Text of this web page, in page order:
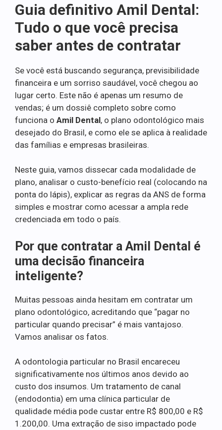
Guia definitivo Amil Dental:
Tudo o que você precisa
saber antes de contratar
Se você está buscando segurança, previsibilidade
financeira e um sorriso saudável, você chegou ao
lugar certo. Este não é apenas um resumo de
vendas; é um dossiê completo sobre como
funciona o Amil Dental, o plano odontológico mais
desejado do Brasil, e como ele se aplica à realidade
das famílias e empresas brasileiras.
Neste guia, vamos dissecar cada modalidade de
plano, analisar o custo-benefício real (colocando na
ponta do lápis), explicar as regras da ANS de forma
simples e mostrar como acessar a ampla rede
credenciada em todo o país.
Por que contratar a Amil Dental é
uma decisão financeira
inteligente?
Muitas pessoas ainda hesitam em contratar um
plano odontológico, acreditando que “pagar no
particular quando precisar” é mais vantajoso.
Vamos analisar os fatos.
A odontologia particular no Brasil encareceu
significativamente nos últimos anos devido ao
custo dos insumos. Um tratamento de canal
(endodontia) em uma clínica particular de
qualidade média pode custar entre R$ 800,00 e R$
1.200,00. Uma extração de siso impactado pode